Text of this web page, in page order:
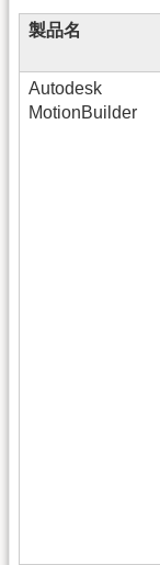
製品名
Autodesk
MotionBuilder